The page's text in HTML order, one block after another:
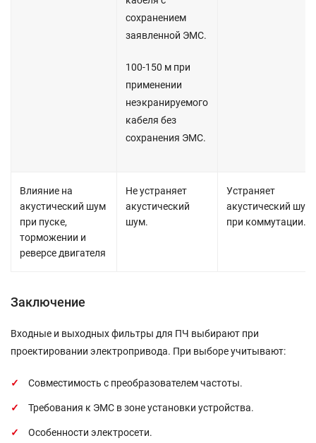
сохранением
заявленной ЭМС.
100-150 м при
применении
неэкранируемого
кабеля без
сохранения ЭМС.
Влияние на
акустический шум
при пуске,
торможении и
реверсе двигателя
Не устраняет
акустический
шум.
Устраняет
акустический шум
при коммутации.
Заключение
Входные и выходных фильтры для ПЧ выбирают при
проектировании электропривода. При выборе учитывают:
Совместимость с преобразователем частоты.
Требования к ЭМС в зоне установки устройства.
Особенности электросети.